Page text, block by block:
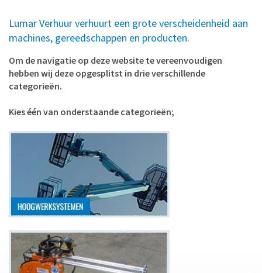
Lumar Verhuur verhuurt een grote verscheidenheid aan
machines, gereedschappen en producten.
Om de navigatie op deze website te vereenvoudigen
hebben wij deze opgesplitst in drie verschillende
categorieën.
Kies één van onderstaande categorieën;